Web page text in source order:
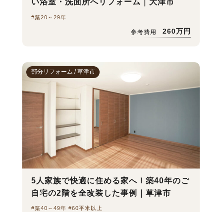
い浴室・洗面所へリフォーム｜大津市
#築20～29年
参考費用 260万円
部分リフォーム / 草津市
5人家族で快適に住める家へ！築40年のご
自宅の2階を全改装した事例｜草津市
#築40～49年 #60平米以上